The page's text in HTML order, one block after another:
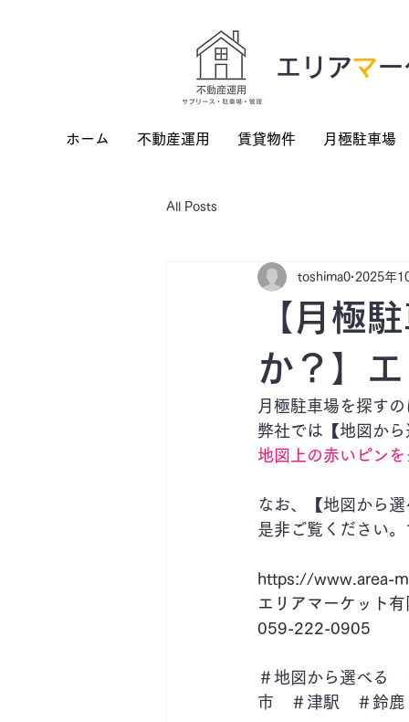
​エリアマ
ホーム 不動産運用 賃貸物件 月極駐車場
All Posts
【月極
か？】
toshima0 2025年
月極駐車場を探す
弊社では【地図か
地図上の赤いピン
なお、【地図から
是非ご覧ください
https://www.area-
エリアマーケット
059-222-0905
＃地図から選べる
市　＃津駅　＃鈴